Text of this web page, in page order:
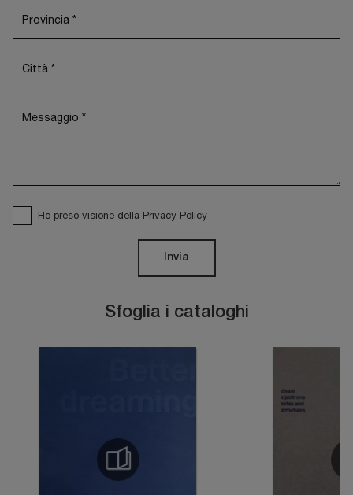
Sfoglia i cataloghi
Ho preso visione della Privacy Policy
Invia